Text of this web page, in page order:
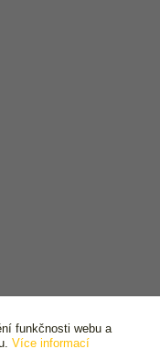
funkčnosti webu a
Více informací